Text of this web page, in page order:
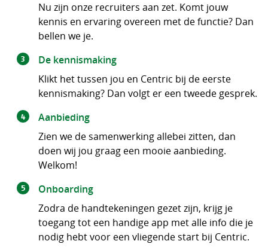
Nu zijn onze recruiters aan zet. Komt jouw
kennis en ervaring overeen met de functie? Dan
bellen we je.
De kennismaking
Klikt het tussen jou en Centric bij de eerste
kennismaking? Dan volgt er een tweede gesprek.
Aanbieding
Zien we de samenwerking allebei zitten, dan
doen wij jou graag een mooie aanbieding.
Welkom!
Onboarding
Zodra de handtekeningen gezet zijn, krijg je
toegang tot een handige app met alle info die je
nodig hebt voor een vliegende start bij Centric.